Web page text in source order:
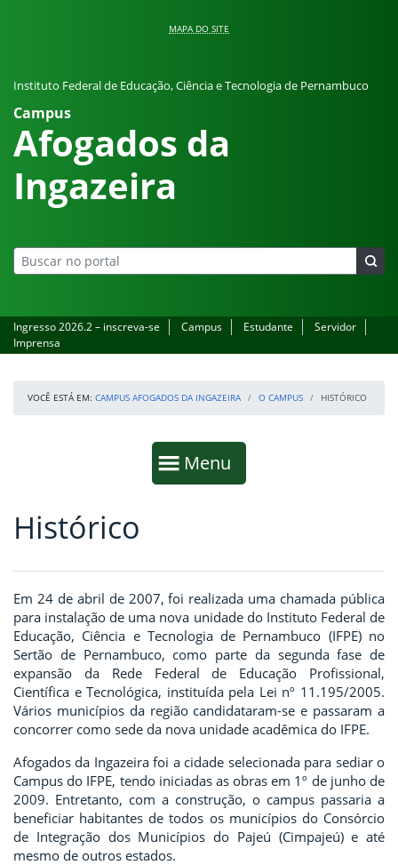
MAPA DO SITE
Instituto Federal de Educação, Ciência e Tecnologia de Pernambuco
Campus
Afogados da
Ingazeira
Ingresso 2026.2 – inscreva-se Campus Estudante
Servidor
Imprensa
VOCÊ ESTÁ EM: CAMPUS AFOGADOS DA INGAZEIRA O CAMPUS HISTÓRICO
Mostrar
Menu
Fim da navegação
Início do conteúdo
Histórico
Em 24 de abril de 2007, foi realizada uma chamada pública
para instalação de uma nova unidade do Instituto Federal de
Educação, Ciência e Tecnologia de Pernambuco (IFPE) no
Sertão de Pernambuco, como parte da segunda fase de
expansão da Rede Federal de Educação Profissional,
Científica e Tecnológica, instituída pela Lei nº 11.195/2005.
Vários municípios da região candidataram-se e passaram a
concorrer como sede da nova unidade acadêmica do IFPE.
Afogados da Ingazeira foi a cidade selecionada para sediar o
Campus do IFPE, tendo iniciadas as obras em 1º de junho de
2009. Entretanto, com a construção, o campus passaria a
beneficiar habitantes de todos os municípios do Consórcio
de Integração dos Municípios do Pajeú (Cimpajeú) e até
mesmo de outros estados.